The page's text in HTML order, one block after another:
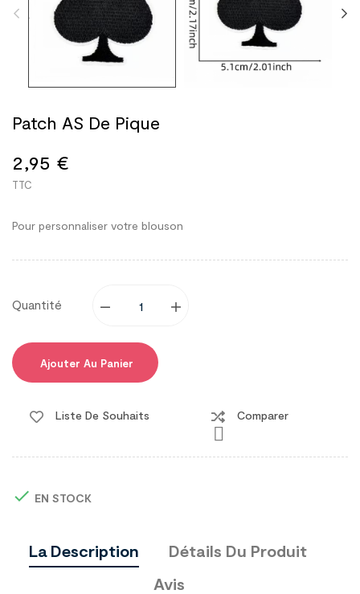
Patch AS De Pique
2,95 €
TTC
Pour personnaliser votre blouson
Quantité
Ajouter Au Panier
Liste De Souhaits

Comparer
 EN STOCK
La Description
Détails Du Produit
Avis